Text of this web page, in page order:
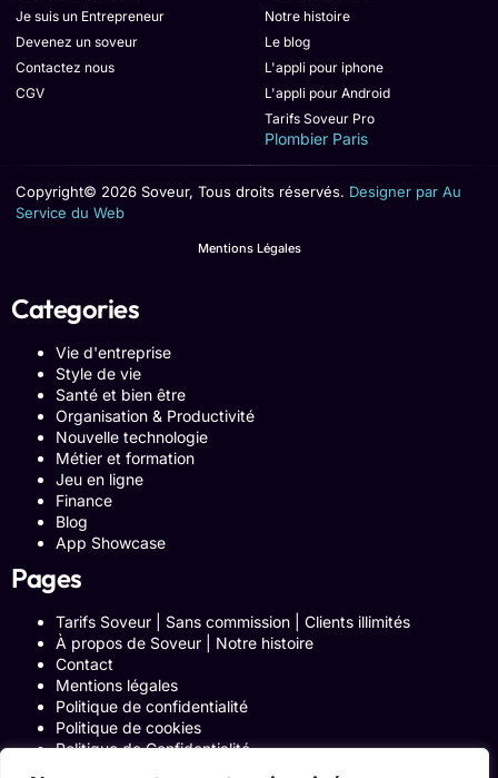
Je suis un Entrepreneur
Devenez un soveur
Contactez nous
CGV
Notre histoire
Le blog
L'appli pour iphone
L'appli pour Android
Tarifs Soveur Pro
Plombier Paris
Copyright© 2026 Soveur, Tous droits réservés. Designer par Au
Service du Web
Mentions Légales
Categories
Vie d'entreprise
Style de vie
Santé et bien être
Organisation & Productivité
Nouvelle technologie
Métier et formation
Jeu en ligne
Finance
Blog
App Showcase
Pages
Tarifs Soveur | Sans commission | Clients illimités
À propos de Soveur | Notre histoire
Contact
Mentions légales
Politique de confidentialité
Politique de cookies
Politique de Confidentialité